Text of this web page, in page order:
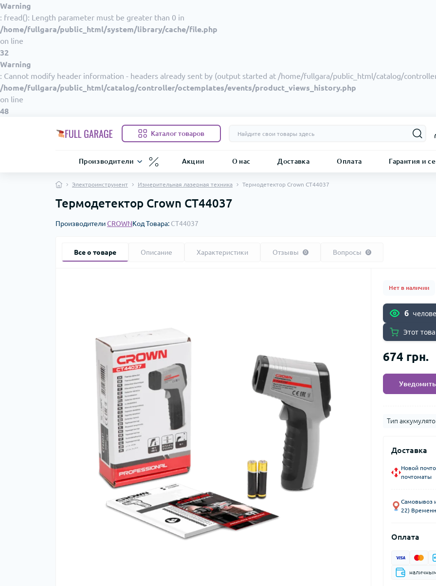
Warning
: fread(): Length parameter must be greater than 0 in
/home/fullgara/public_html/system/library/cache/file.php
on line
32
Warning
: Cannot modify header information - headers already sent by (output started at /home/fullgara/public_html/catalog/
/home/fullgara/public_html/catalog/controller/octemplates/events/product_views_history.php
on line
48
Каталог товаров
Производители Акции О нас Доставка Оплата Гарантия и
Электроинструмент Измерительная лазерная техника Термодетектор Crown CT44037
Термодетектор Crown CT44037
ПроизводителиCROWNКод Товара: CT44037
Все о товаре Описание Характеристики Отзывы 0 Вопросы 0
Нет в наличии
6
Этот
674 грн.
Тип
Доставка
Новой
почтоматы
Самовывоз
22)
Оплата